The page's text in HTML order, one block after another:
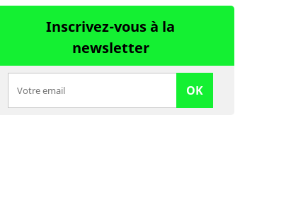
Inscrivez-vous à la
newsletter
OK